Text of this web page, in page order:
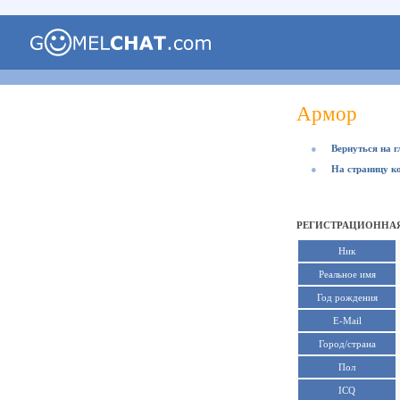
Армор
●
Вернуться на
●
На страницу
Ник
Реальное имя
Год рождения
E-Mail
Город/страна
Пол
ICQ